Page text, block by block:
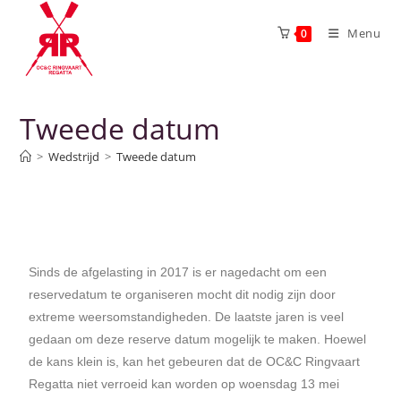
0 Menu
Tweede datum
> Wedstrijd > Tweede datum
Sinds de afgelasting in 2017 is er nagedacht om een
reservedatum te organiseren mocht dit nodig zijn door
extreme weersomstandigheden. De laatste jaren is veel
gedaan om deze reserve datum mogelijk te maken. Hoewel
de kans klein is, kan het gebeuren dat de OC&C Ringvaart
Regatta niet verroeid kan worden op woensdag 13 mei